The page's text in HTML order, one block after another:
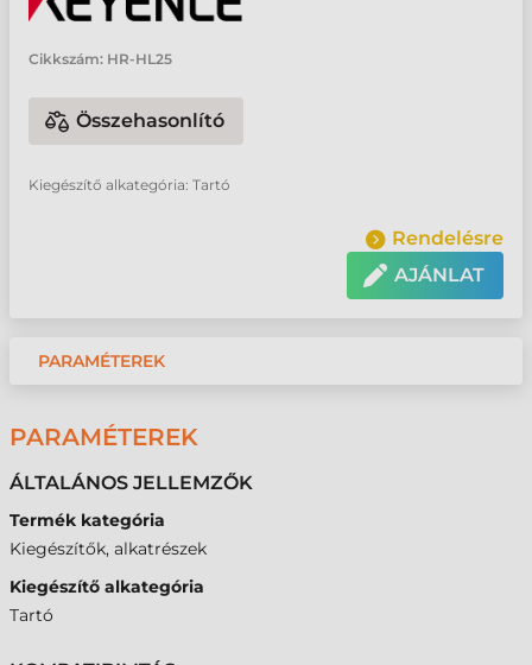
Cikkszám: HR-HL25
Összehasonlító
Kiegészítő alkategória: Tartó
Rendelésre
AJÁNLAT
PARAMÉTEREK
PARAMÉTEREK
ÁLTALÁNOS JELLEMZŐK
Termék kategória
Kiegészítők, alkatrészek
Kiegészítő alkategória
Tartó